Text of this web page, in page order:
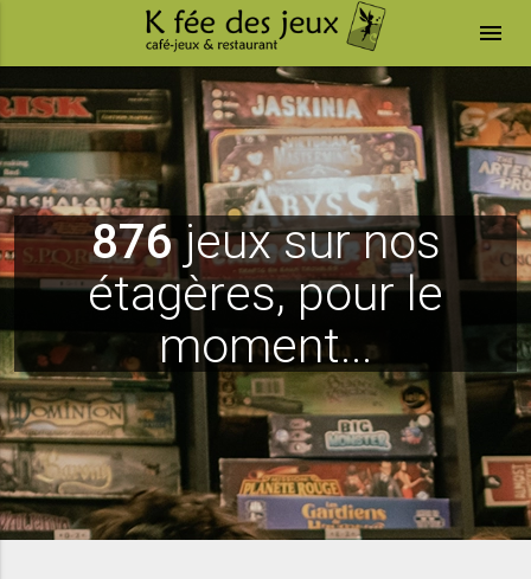
menu
876jeux sur nos
étagères, pour le
moment...